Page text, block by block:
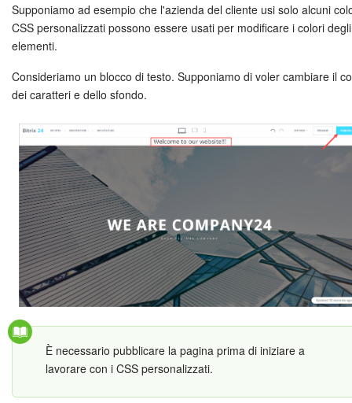
Bitrix24 Drive
Webmail
Incarichi e progetti
Progetti IA
CRM
Prenotazione online
Contact Center
Analisi CRM
Supponiamo ad esempio che l'azienda del cliente usi solo alcuni
CSS personalizzati possono essere usati per modificare i colori degli
elementi.
Consideriamo un blocco di testo. Supponiamo di voler cambiare il
dei caratteri e dello sfondo.
È necessario pubblicare la pagina prima di iniziare a
lavorare con i CSS personalizzati.